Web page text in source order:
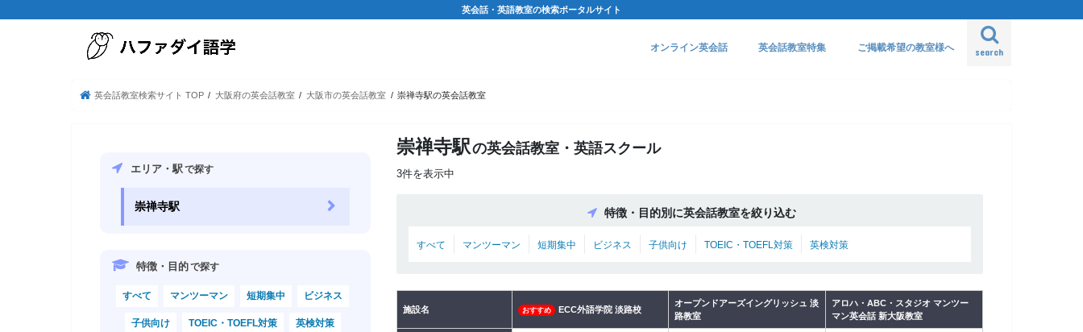
英会話・英語教室の検索ポータルサイト
search
オンライン英会話 英会話教室特集 ご掲載希望の教室様へ
英会話教室検索サイト TOP 大阪府の英会話教室 大阪市の英会話教室 崇禅寺駅の英会話教室
崇禅寺駅の英会話教室・英語スクール
3件を表示中
特徴・目的別に英会話教室を絞り込む
すべて マンツーマン 短期集中 ビジネス 子供向け TOEIC・TOEFL対策 英検対策
施設名 おすすめ ECC外語学院 淡路校
オープンドアーズイングリッシュ 淡
路教室
アロハ・ABC・スタジオ マンツー
マン英会話 新大阪教室
エリア・駅で探す
崇禅寺駅
特徴・目的で探す
すべて マンツーマン 短期集中 ビジネス
子供向け TOEIC・TOEFL対策 英検対策